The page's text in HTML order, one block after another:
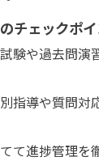
チェックポ
験や過去問演
指導や質問対
て進捗管理を